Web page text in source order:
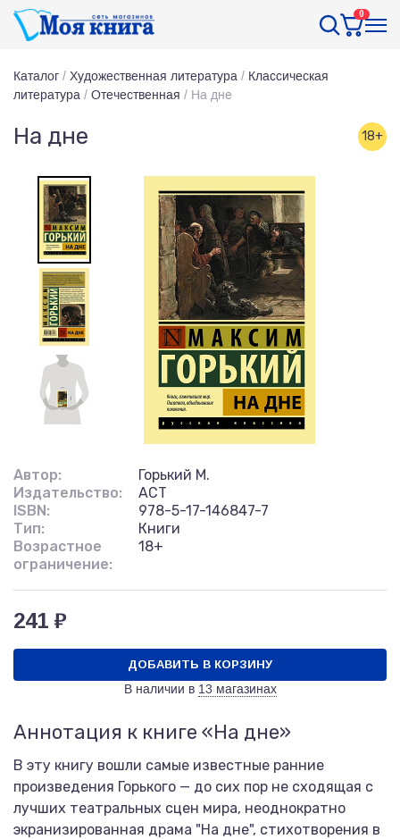
0
Каталог / Художественная литература / Классическая
литература / Отечественная / На дне
На дне 18+
Автор:
Горький М.
Издательство:
АСТ
ISBN:
978-5-17-146847-7
Тип:
Книги
Возрастное
ограничение:
18+
241 ₽
ДОБАВИТЬ В КОРЗИНУ
В наличии в 13 магазинах
Аннотация к книге «На дне»
В эту книгу вошли самые известные ранние
произведения Горького — до сих пор не сходящая с
лучших театральных сцен мира, неоднократно
экранизированная драма "На дне", стихотворения в